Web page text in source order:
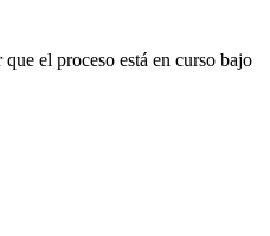
el proceso está en curso bajo